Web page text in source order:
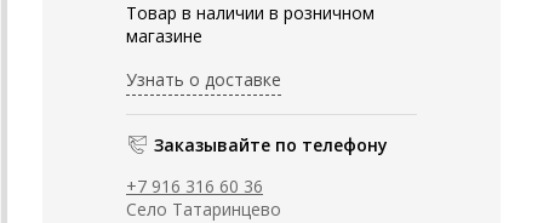
Товар в наличии в розничном
магазине
Узнать о доставке
Заказывайте по телефону
+7 916 316 60 36
Село Татаринцево